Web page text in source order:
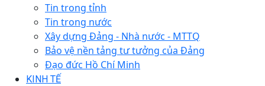
Tin trong tỉnh
Tin trong nước
Xây dựng Đảng - Nhà nước - MTTQ
Bảo vệ nền tảng tư tưởng của Đảng
Đạo đức Hồ Chí Minh
KINH TẾ